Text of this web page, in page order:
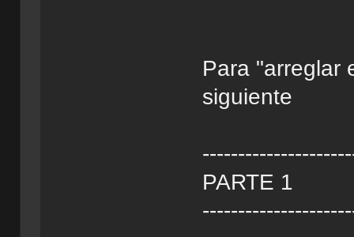
Para "arreglar
siguiente
PARTE 1